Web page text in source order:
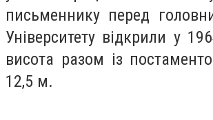
письменнику перед
Університету відкрили у
висота разом із
12,5 м.